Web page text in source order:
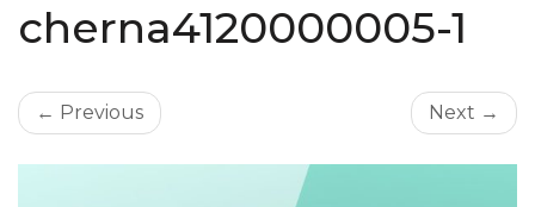
cherna4120000005-1
← Previous Next →